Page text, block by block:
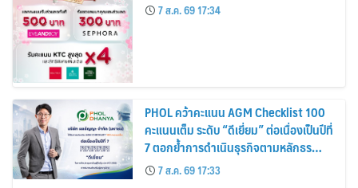
7 ส.ค. 69 17:34
PHOL คว้าคะแนน AGM Checklist 100
คะแนนเต็ม ระดับ “ดีเยี่ยม” ต่อเนื่องเป็นปีที่
7 ตอกย้ำการดำเนินธุรกิจตามหลักธร
รมาภิบาล โปร่งใส สร้างความเชื่อมั่นผู้ถือ
หุ้น
7 ส.ค. 69 17:33